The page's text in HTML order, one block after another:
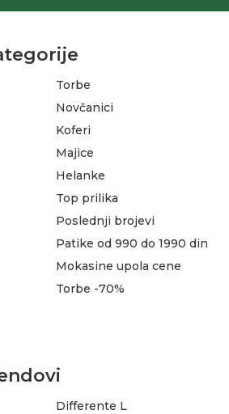
Torbe
Novčanici
Koferi
Majice
Helanke
Top prilika
Poslednji brojevi
Patike od 990 do 1990 din
Mokasine upola cene
Torbe -70%
Differente L